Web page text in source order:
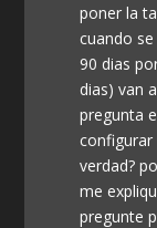
poner la
cuando
90 dias
dias) van
pregunta
configurar
verdad?
me
pregunte